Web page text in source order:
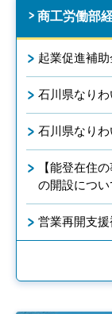
商工労働部
起業促進補助
石川県なり
石川県なり
【能登在住
の開設につい
営業再開支援